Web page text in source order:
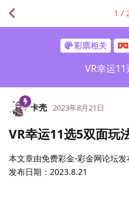
彩票相关
VR幸运
1 /
卡壳 2023年8月21日
VR幸运11选5双面玩
本文章由免费彩金-彩金网论坛发
发布日期：2023.8.21